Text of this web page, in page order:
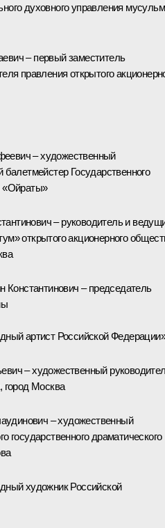
духовного управления
– первый заместитель
правления открытого
– художественный
балетмейстер Государственного
«Ойраты»
– руководитель и
открытого акционерного
– председатель
артист Российской Федерации»
– художественный
город Москва
– художественный
государственного драматического
художник Российской